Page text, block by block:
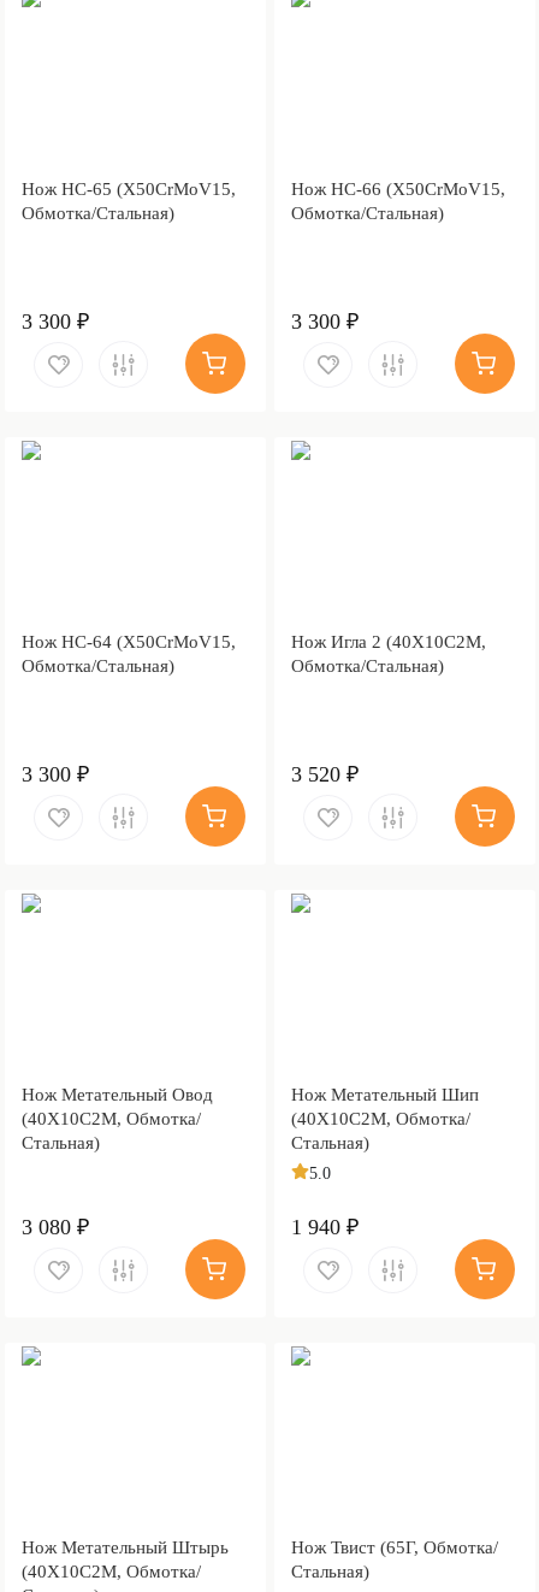
Нож НС-65 (X50CrMoV15,
Обмотка/Стальная)
3 300 ₽
Нож НС-66 (X50CrMoV15,
Обмотка/Стальная)
3 300 ₽
Нож НС-64 (X50CrMoV15,
Обмотка/Стальная)
3 300 ₽
Нож Игла 2 (40Х10С2М,
Обмотка/Стальная)
3 520 ₽
Нож Метательный Овод
(40Х10С2М, Обмотка/
Стальная)
3 080 ₽
Нож Метательный Шип
(40Х10С2М, Обмотка/
Стальная)
5.0
1 940 ₽
Нож Метательный Штырь
(40Х10С2М, Обмотка/
Нож Твист (65Г, Обмотка/
Стальная)